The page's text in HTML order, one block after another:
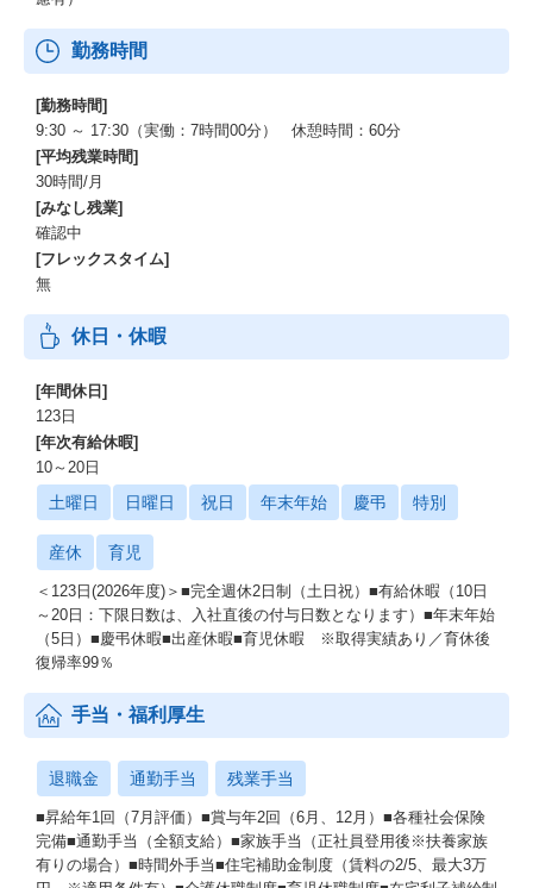
勤務時間
[勤務時間]
9:30 ～ 17:30（実働：7時間00分） 休憩時間：60分
[平均残業時間]
30時間/月
[みなし残業]
確認中
[フレックスタイム]
無
休日・休暇
[年間休日]
123日
[年次有給休暇]
10～20日
土曜日 日曜日 祝日 年末年始 慶弔 特別
産休 育児
＜123日(2026年度)＞■完全週休2日制（土日祝）■有給休暇（10日
～20日：下限日数は、入社直後の付与日数となります）■年末年始
（5日）■慶弔休暇■出産休暇■育児休暇 ※取得実績あり／育休後
復帰率99％
手当・福利厚生
退職金 通勤手当 残業手当
■昇給年1回（7月評価）■賞与年2回（6月、12月）■各種社会保険
完備■通勤手当（全額支給）■家族手当（正社員登用後※扶養家族
有りの場合）■時間外手当■住宅補助金制度（賃料の2/5、最大3万